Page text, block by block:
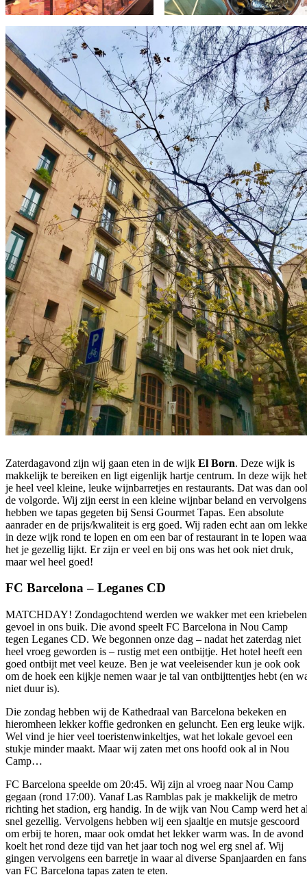
Zaterdagavond zijn wij gaan eten in de wijk El Born. Deze wijk is
makkelijk te bereiken en ligt eigenlijk hartje centrum. In deze wijk
je heel veel kleine, leuke wijnbarretjes en restaurants. Dat was dan
de volgorde. Wij zijn eerst in een kleine wijnbar beland en vervolgens
hebben we tapas gegeten bij Sensi Gourmet Tapas. Een absolute
aanrader en de prijs/kwaliteit is erg goed. Wij raden echt aan om
in deze wijk rond te lopen en om een bar of restaurant in te lopen
het je gezellig lijkt. Er zijn er veel en bij ons was het ook niet druk,
maar wel heel goed!
FC Barcelona – Leganes CD
MATCHDAY! Zondagochtend werden we wakker met een
gevoel in ons buik. Die avond speelt FC Barcelona in Nou Camp
tegen Leganes CD. We begonnen onze dag – nadat het zaterdag niet
heel vroeg geworden is – rustig met een ontbijtje. Het hotel heeft een
goed ontbijt met veel keuze. Ben je wat veeleisender kun je ook ook
om de hoek een kijkje nemen waar je tal van ontbijttentjes hebt (en
niet duur is).
Die zondag hebben wij de Kathedraal van Barcelona bekeken en
hieromheen lekker koffie gedronken en geluncht. Een erg leuke wijk.
Wel vind je hier veel toeristenwinkeltjes, wat het lokale gevoel een
stukje minder maakt. Maar wij zaten met ons hoofd ook al in Nou
Camp…
FC Barcelona speelde om 20:45. Wij zijn al vroeg naar Nou Camp
gegaan (rond 17:00). Vanaf Las Ramblas pak je makkelijk de metro
richting het stadion, erg handig. In de wijk van Nou Camp werd het
snel gezellig. Vervolgens hebben wij een sjaaltje en mutsje gescoord
om erbij te horen, maar ook omdat het lekker warm was. In de avond
koelt het rond deze tijd van het jaar toch nog wel erg snel af. Wij
gingen vervolgens een barretje in waar al diverse Spanjaarden en fans
van FC Barcelona tapas zaten te eten.